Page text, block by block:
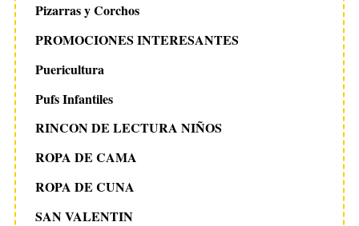
Pizarras y Corchos
PROMOCIONES INTERESANTES
Puericultura
Pufs Infantiles
RINCON DE LECTURA NIÑOS
ROPA DE CAMA
ROPA DE CUNA
SAN VALENTIN